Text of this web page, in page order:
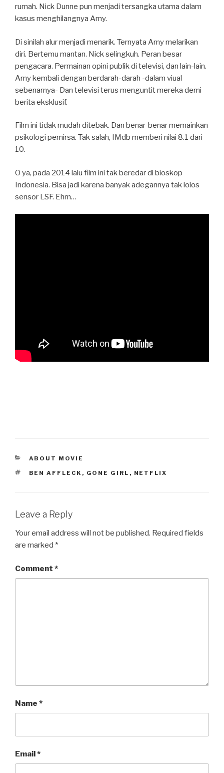
rumah. Nick Dunne pun menjadi tersangka utama dalam
kasus menghilangnya Amy.
Di sinilah alur menjadi menarik. Ternyata Amy melarikan
diri. Bertemu mantan. Nick selingkuh. Peran besar
pengacara. Permainan opini publik di televisi, dan lain-lain.
Amy kembali dengan berdarah-darah -dalam viual
sebenarnya- Dan televisi terus menguntit mereka demi
berita eksklusif.
Film ini tidak mudah ditebak. Dan benar-benar memainkan
psikologi pemirsa. Tak salah, IMdb memberi nilai 8.1 dari
10.
O ya, pada 2014 lalu film ini tak beredar di bioskop
Indonesia. Bisa jadi karena banyak adegannya tak lolos
sensor LSF. Ehm…
CATEGORIES
ABOUT MOVIE
TAGS
BEN AFFLECK , GONE GIRL , NETFLIX
Leave a Reply
Your email address will not be published. Required fields
are marked *
Comment *
Name *
Email*